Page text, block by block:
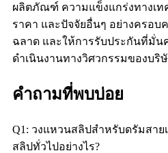
ผลิตภัณฑ์ ความแข็งแกร่งทางเท
ราคา และปัจจัยอื่นๆ อย่างครอ
ฉลาด และให้การรับประกันที่มั่น
ดำเนินงานทางวิศวกรรมของบริ
คำถามที่พบบ่อย
Q1: วงแหวนสลิปสำหรับดรัมสาย
สลิปทั่วไปอย่างไร?